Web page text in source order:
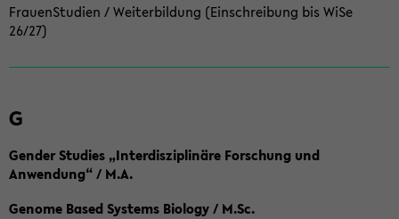
FrauenStudien / Weiterbildung (Einschreibung bis WiSe
26/27)
G
Gender Studies „Interdisziplinäre Forschung und
Anwendung“ / M.A.
Genome Based Systems Biology / M.Sc.